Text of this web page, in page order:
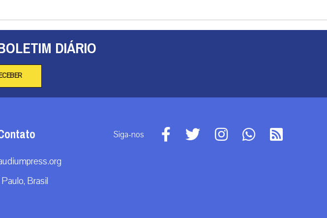
DIÁRIO
Brasil
Siga-nos